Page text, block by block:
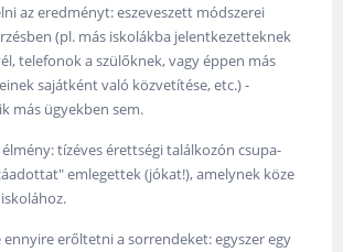
az eredményt: eszeveszett módszerei
(pl. más iskolákba jelentkezetteknek
telefonok a szülőknek, vagy éppen más
sajátként való közvetítése, etc.) -
más ügyekben sem.
tízéves érettségi találkozón csupa-
emlegettek (jókat!), amelynek köze
ennyire erőltetni a sorrendeket: egyszer egy